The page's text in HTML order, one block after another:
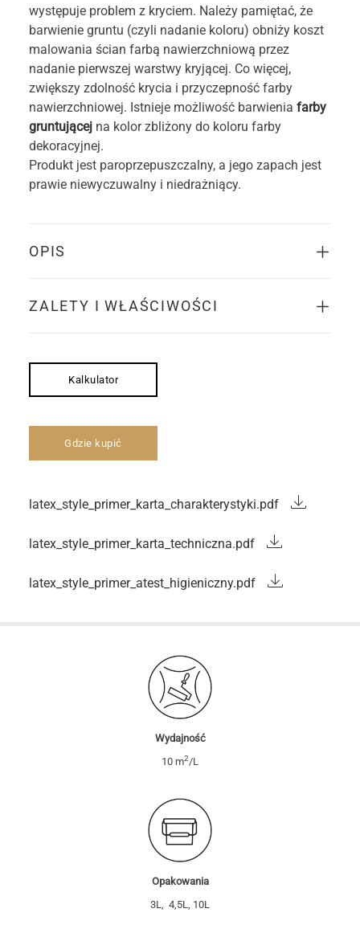
występuje problem z kryciem. Należy pamiętać, że
barwienie gruntu (czyli nadanie koloru) obniży koszt
malowania ścian farbą nawierzchniową przez
nadanie pierwszej warstwy kryjącej. Co więcej,
zwiększy zdolność krycia i przyczepność farby
nawierzchniowej. Istnieje możliwość barwienia farby
gruntującej na kolor zbliżony do koloru farby
dekoracyjnej.
Produkt jest paroprzepuszczalny, a jego zapach jest
prawie niewyczuwalny i niedrażniący.
OPIS
ZALETY I WŁAŚCIWOŚCI
Kalkulator
Gdzie kupić
latex_style_primer_karta_charakterystyki.pdf
latex_style_primer_karta_techniczna.pdf
latex_style_primer_atest_higieniczny.pdf
Wydajność
10 m2/L
Opakowania
3L, 4,5L, 10L